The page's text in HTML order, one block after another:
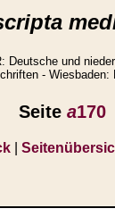
und
- Wiesbaden:
Seite a170
|